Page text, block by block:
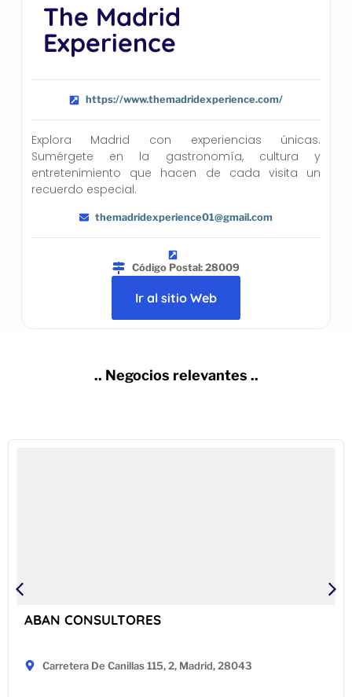
The Madrid
Experience
https://www.themadridexperience.com/
Explora Madrid con experiencias únicas.
Sumérgete en la gastronomía, cultura y
entretenimiento que hacen de cada visita un
recuerdo especial.
themadridexperience01@gmail.com
Código Postal: 28009
Ir al sitio Web
.. Negocios relevantes ..
ABAN CONSULTORES
Carretera De Canillas 115, 2, Madrid, 28043